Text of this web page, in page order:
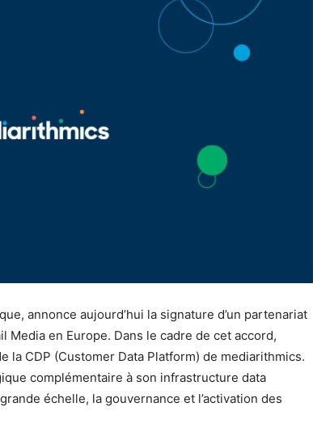
annonce aujourd’hui la signature d’un partenariat
en Europe. Dans le cadre de cet accord,
la CDP (Customer Data Platform) de mediarithmics.
complémentaire à son infrastructure data
échelle, la gouvernance et l’activation des